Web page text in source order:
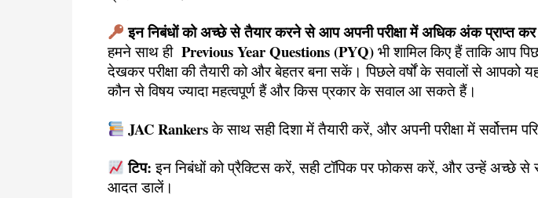
इन निबंधों को अच्छे से तैयार करने से आप अपनी परीक्षा में अधिक अंक प्राप्त
हमने साथ ही Previous Year Questions (PYQ) भी शामिल किए हैं ताकि आप
देखकर परीक्षा की तैयारी को और बेहतर बना सकें। पिछले वर्षों के सवालों से आपको
कौन से विषय ज्यादा महत्वपूर्ण हैं और किस प्रकार के सवाल आ सकते हैं।
JAC Rankersके साथ सही दिशा में तैयारी करें, और अपनी परीक्षा में सर्वोत्तम
टिप: इन निबंधों को प्रैक्टिस करें, सही टॉपिक पर फोकस करें, और उन्हें अच्छे
आदत डालें।